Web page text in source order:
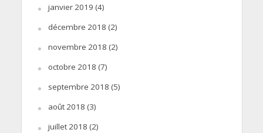
janvier 2019 (4)
décembre 2018 (2)
novembre 2018 (2)
octobre 2018 (7)
septembre 2018 (5)
août 2018 (3)
juillet 2018 (2)